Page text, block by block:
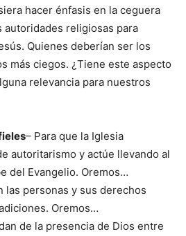
hacer énfasis en la ceguera
autoridades religiosas para
Quienes deberían ser los
más ciegos. ¿Tiene este aspecto
relevancia para nuestros
– Para que la Iglesia
autoritarismo y actúe llevando al
del Evangelio. Oremos…
las personas y sus derechos
Oremos…
de la presencia de Dios entre